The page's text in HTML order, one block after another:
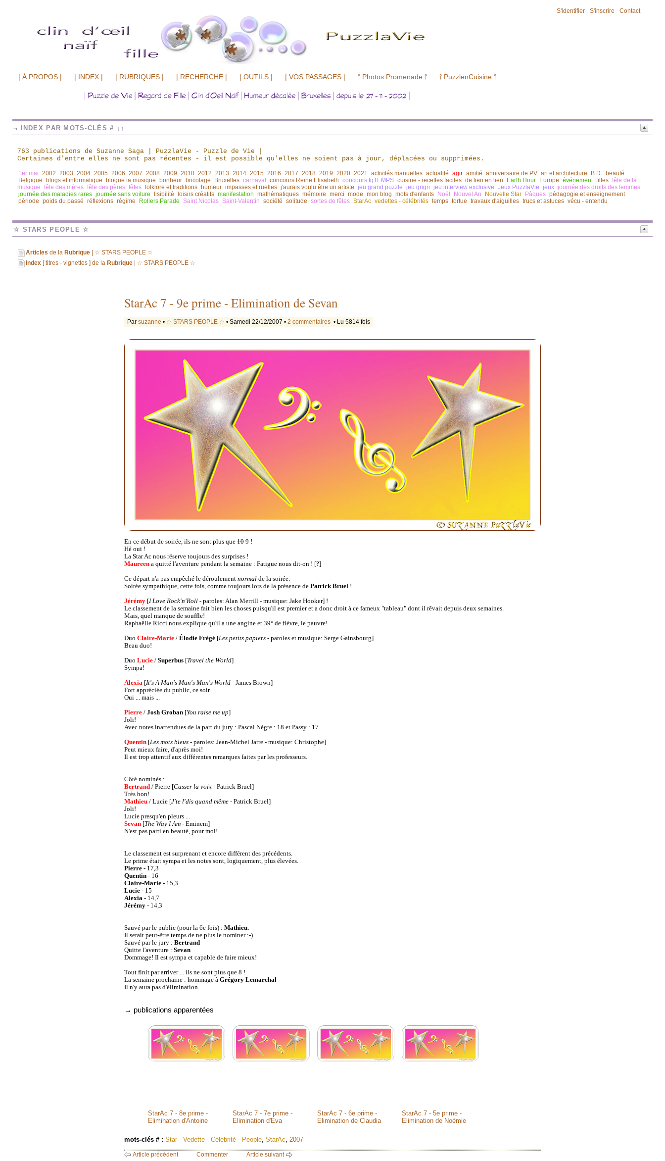
S'identifier - S'inscrire - Contact
| À PROPOS | | INDEX | | RUBRIQUES | | RECHERCHE | | OUTILS | | VOS PASSAGES | ⫯ Photos Promenade ⫯ ⫯ PuzzlenCuisine ⫯
¬ INDEX PAR MOTS-CLÉS # ↓↑
763 publications de Suzanne Saga | PuzzlaVie - Puzzle de Vie
Certaines d'entre elles ne sont pas récentes
- il est possible qu'elles ne soient pas à jour, déplacées ou supprimées.
1er mai 2002 2003 2004 2005 2006 2007 2008 2009 2010 2012 2013 2014 2015 2016 2017 2018 2019 2020 2021 activités manuelles actualité agir amitié anniversaire de PV art et architecture B.D. beauté
Belgique
blogs et informatique blogue ta musique bonheur bricolage Bruxelles carnaval concours Reine Elisabeth concours tgTEMPS cuisine - recettes faciles de lien en lien Earth Hour Europe événement filles fête de la
musique fête des mères fête des pères fêtes folklore et traditions humeur impasses et ruelles j'aurais voulu être un artiste jeu grand puzzle jeu grigri jeu interview exclusive Jeux PuzzlaVie jeux journée des droits des femmes
journée des maladies rares journée sans voiture lisibilité loisirs créatifs manifestation mathématiques mémoire merci mode mon blog mots d'enfants Noël Nouvel An Nouvelle Star Pâques pédagogie et enseignement
période poids du passé réflexions régime Rollers Parade Saint Nicolas Saint-Valentin société solitude sortes de fêtes StarAc vedettes - célébrités temps tortue travaux d'aiguilles trucs et astuces vécu - entendu
☆ STARS PEOPLE ☆
Articles de la Rubrique | ☆ STARS PEOPLE ☆
Index [ titres - vignettes ] de la Rubrique | ☆ STARS PEOPLE ☆
StarAc 7 - 9e prime - Elimination de Sevan
Par suzanne • ☆ STARS PEOPLE ☆ • Samedi 22/12/2007 • 2 commentaires • Lu 5814 fois
En ce début de soirée, ils ne sont plus que 10 9 !
Hé oui !
La Star Ac nous réserve toujours des surprises !
Maureen a quitté l'aventure pendant la semaine : Fatigue nous dit-on ! [?]
Ce départ n'a pas empêché le déroulement normal de la soirée.
Soirée sympathique, cette fois, comme toujours lors de la présence de Patrick Bruel !
Jérémy [I Love Rock'n'Roll - paroles: Alan Merrill - musique: Jake Hooker] !
Le classement de la semaine fait bien les choses puisqu'il est premier et a donc droit à ce fameux "tableau" dont il rêvait depuis deux semaines.
Mais, quel manque de souffle!
Raphaëlle Ricci nous explique qu'il a une angine et 39° de fièvre, le pauvre!
Duo Claire-Marie / Élodie Frégé [Les petits papiers - paroles et musique: Serge Gainsbourg]
Beau duo!
Duo Lucie / Superbus [Travel the World]
Sympa!
Alexia [It's A Man's Man's Man's World - James Brown]
Fort appréciée du public, ce soir.
Oui ... mais ...
Pierre / Josh Groban [You raise me up]
Joli!
Avec notes inattendues de la part du jury : Pascal Nègre : 18 et Passy : 17
Quentin [Les mots bleus - paroles: Jean-Michel Jarre - musique: Christophe]
Peut mieux faire, d'après moi!
Il est trop attentif aux différentes remarques faites par les professeurs.
Côté nominés :
Bertrand / Pierre [Casser la voix - Patrick Bruel]
Très bon!
Mathieu / Lucie [J'te l'dis quand même - Patrick Bruel]
Joli!
Lucie presqu'en pleurs ...
Sevan [The Way I Am - Eminem]
N'est pas parti en beauté, pour moi!
Le classement est surprenant et encore différent des précédents.
Le prime était sympa et les notes sont, logiquement, plus élevées.
Pierre - 17,3
Quentin - 16
Claire-Marie - 15,3
Lucie - 15
Alexia - 14,7
Jérémy - 14,3
Sauvé par le public (pour la 6e fois) : Mathieu.
Il serait peut-être temps de ne plus le nominer :-)
Sauvé par le jury : Bertrand
Quitte l'aventure : Sevan
Dommage! Il est sympa et capable de faire mieux!
Tout finit par arriver ... ils ne sont plus que 8 !
La semaine prochaine : hommage à Grégory Lemarchal
Il n'y aura pas d'élimination.
→ publications apparentées
StarAc 7 - 8e prime -
Elimination d'Antoine
StarAc 7 - 7e prime -
Elimination d'Eva
StarAc 7 - 6e prime -
Elimination de Claudia
StarAc 7 - 5e prime -
Elimination de Noémie
mots-clés # : Star - Vedette - Célébrité - People, StarAc, 2007
Article précédent Commenter Article suivant